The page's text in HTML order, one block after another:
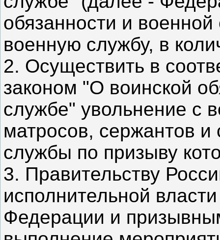
обязанности и
военную службу, в
2. Осуществить в
законом "О воинской
службе" увольнение с
матросов, сержантов
службы по призыву
3. Правительству
исполнительной
Федерации и